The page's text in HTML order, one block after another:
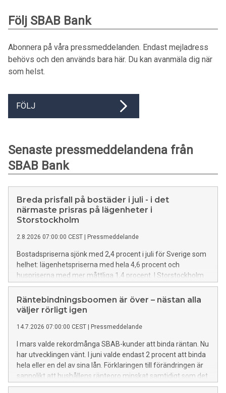
Följ SBAB Bank
Abonnera på våra pressmeddelanden. Endast mejladress
behövs och den används bara här. Du kan avanmäla dig när
som helst.
FÖLJ
Senaste pressmeddelandena från
SBAB Bank
Breda prisfall på bostäder i juli - i det
närmaste prisras på lägenheter i
Storstockholm
2.8.2026 07:00:00 CEST | Pressmeddelande
Bostadspriserna sjönk med 2,4 procent i juli för Sverige som
helhet: lägenhetspriserna med hela 4,6 procent och
huspriserna med mer måttliga 1,4 procent. I Storstockholm
föll lägenhetspriserna tillbaka med 7,1 procent – en
anmärkningsvärt stor nedgång. Lägenhetspriserna föll
tillbaka i fem av sex regioner och huspriserna i fyra av sex.
normalt för semestermånaden juli. Detta visar SBAB Booli
Housing Price Index (HPI).
Räntebindningsboomen är över – nästan alla
väljer rörligt igen
14.7.2026 07:00:00 CEST | Pressmeddelande
I mars valde rekordmånga SBAB-kunder att binda räntan. Nu
har utvecklingen vänt. I juni valde endast 2 procent att binda
hela eller en del av sina lån. Förklaringen till förändringen är
sannolikt att hushållens ränteoro minskat samtidigt som det
blivit relativt sett dyrare att binda räntan.